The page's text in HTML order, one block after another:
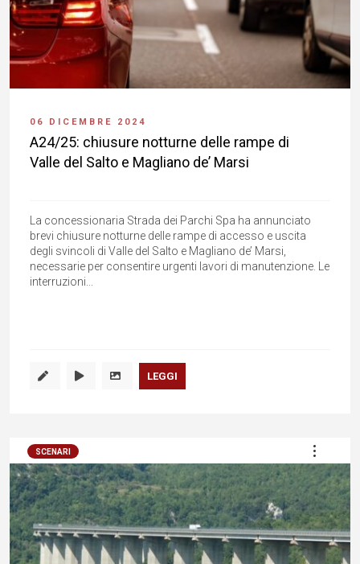
06 DICEMBRE 2024
A24/25: chiusure notturne delle rampe di
Valle del Salto e Magliano de’ Marsi
La concessionaria Strada dei Parchi Spa ha annunciato
brevi chiusure notturne delle rampe di accesso e uscita
degli svincoli di Valle del Salto e Magliano de’ Marsi,
necessarie per consentire urgenti lavori di manutenzione. Le
interruzioni...
LEGGI
SCENARI